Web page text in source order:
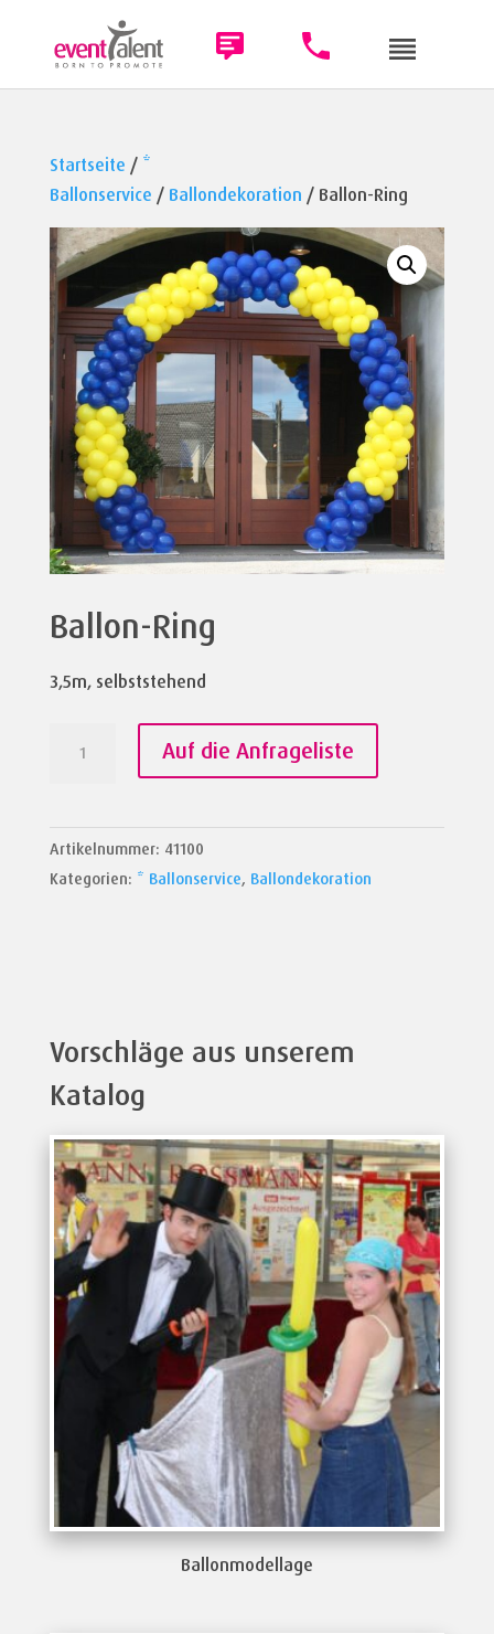
Startseite / *
Ballonservice / Ballondekoration / Ballon-Ring
Ballon-Ring
3,5m, selbststehend
Auf die Anfrageliste
Artikelnummer: 41100
Kategorien: * Ballonservice, Ballondekoration
Vorschläge aus unserem
Katalog
Ballonmodellage